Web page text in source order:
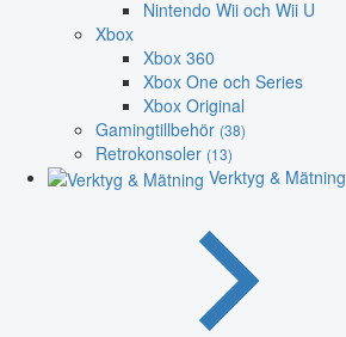
Nintendo Wii och Wii U
Xbox
Xbox 360
Xbox One och Series
Xbox Original
Gamingtillbehör (38)
Retrokonsoler (13)
Verktyg & Mätning